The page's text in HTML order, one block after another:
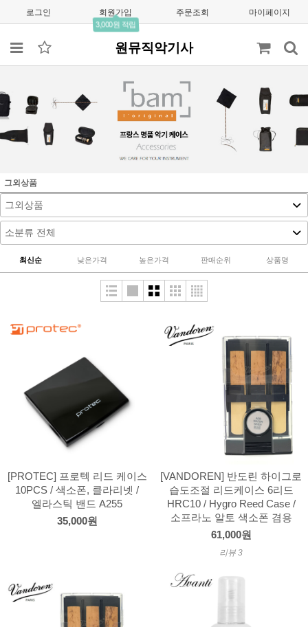
로그인 회원가입
3,000원 적립
주문조회 마이페이지
원뮤직악기사
그외상품
최신순 낮은가격 높은가격 판매순위 상품명
[PROTEC] 프로텍 리드 케이스
10PCS / 색소폰, 클라리넷 /
엘라스틱 밴드 A255
35,000원
[VANDOREN] 반도린 하이그로
습도조절 리드케이스 6리드
HRC10 / Hygro Reed Case /
소프라노 알토 색소폰 겸용
61,000원
리뷰 3